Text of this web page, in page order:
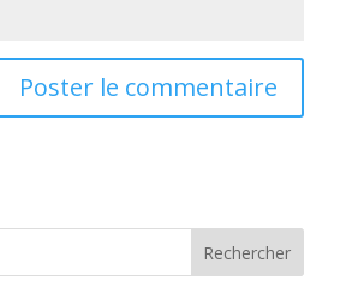
Rechercher